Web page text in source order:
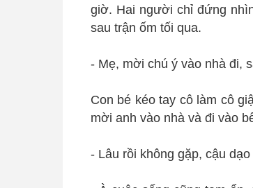
giờ. Hai người chỉ đứng
sau trận ốm tối qua.
- Mẹ, mời chú ý vào nhà đi,
Con bé kéo tay cô làm cô
mời anh vào nhà và đi vào
- Lâu rồi không gặp, cậu